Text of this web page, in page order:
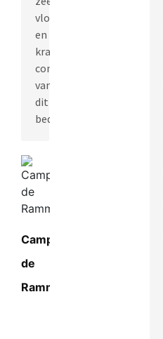
vlotte
en
krachtige
communicatie
van
dit
bedrijf.”
Camping
de
Rammelbeek